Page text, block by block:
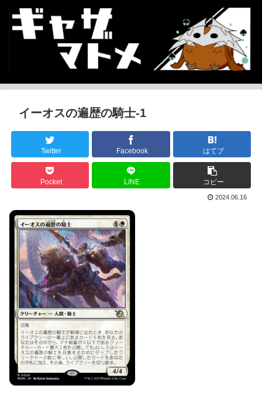
イーオスの遍歴の騎士-1
Twitter Facebook はてブ
Pocket LINE コピー
2024.06.16